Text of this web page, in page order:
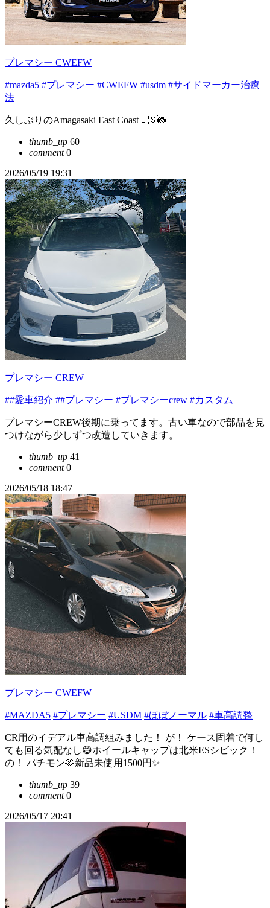
プレマシー CWEFW
#mazda5 #プレマシー #CWEFW #usdm #サイドマーカー治療
法
久しぶりのAmagasaki East Coast🇺🇸📸
thumb_up 60
comment0
2026/05/19 19:31
プレマシー CREW
##愛車紹介 ##プレマシー #プレマシーcrew #カスタム
プレマシーCREW後期に乗ってます。古い車なので部品を見
つけながら少しずつ改造していきます。
thumb_up 41
comment0
2026/05/18 18:47
プレマシー CWEFW
#MAZDA5 #プレマシー #USDM #ほぼノーマル #車高調整
CR用のイデアル車高調組みました！ が！ ケース固着で何し
ても回る気配なし😅ホイールキャップは北米ESシビック！
の！ パチモン🫶新品未使用1500円✨️
thumb_up 39
comment0
2026/05/17 20:41